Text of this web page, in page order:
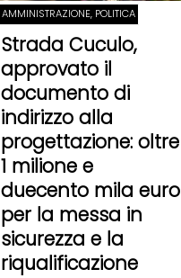
AMMINISTRAZIONE, POLITICA
Strada Cuculo,
approvato il
documento di
indirizzo alla
progettazione: oltre
1 milione e
duecento mila euro
per la messa in
sicurezza e la
riqualificazione